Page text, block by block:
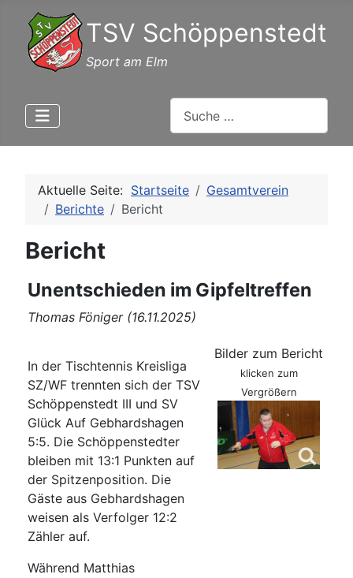
TSV Schöppenstedt
Sport am Elm
Aktuelle Seite: Startseite
Gesamtverein
Berichte
Bericht
Bericht
Unentschieden im Gipfeltreffen
Thomas Föniger (16.11.2025)
In der Tischtennis Kreisliga
SZ/WF trennten sich der TSV
Schöppenstedt III und SV
Glück Auf Gebhardshagen
5:5. Die Schöppenstedter
bleiben mit 13:1 Punkten auf
der Spitzenposition. Die
Gäste aus Gebhardshagen
weisen als Verfolger 12:2
Zähler auf.
Während Matthias
Bilder zum Bericht
klicken zum
Vergrößern